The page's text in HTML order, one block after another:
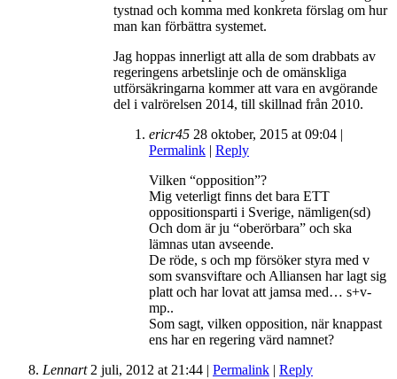
tystnad och komma med konkreta förslag om hur
man kan förbättra systemet.
Jag hoppas innerligt att alla de som drabbats av
regeringens arbetslinje och de omänskliga
utförsäkringarna kommer att vara en avgörande
del i valrörelsen 2014, till skillnad från 2010.
ericr45 28 oktober, 2015 at 09:04 |
Permalink | Reply
Vilken “opposition”?
Mig veterligt finns det bara ETT
oppositionsparti i Sverige, nämligen(sd)
Och dom är ju “oberörbara” och ska
lämnas utan avseende.
De röde, s och mp försöker styra med v
som svansviftare och Alliansen har lagt sig
platt och har lovat att jamsa med… s+v-
mp..
Som sagt, vilken opposition, när knappast
ens har en regering värd namnet?
Lennart 2 juli, 2012 at 21:44 | Permalink | Reply